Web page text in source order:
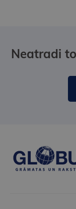
Neatradi